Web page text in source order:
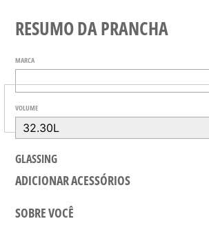
RESUMO DA PRANCHA
MARCA
VOLUME
GLASSING
ADICIONAR ACESSÓRIOS
SOBRE VOCÊ